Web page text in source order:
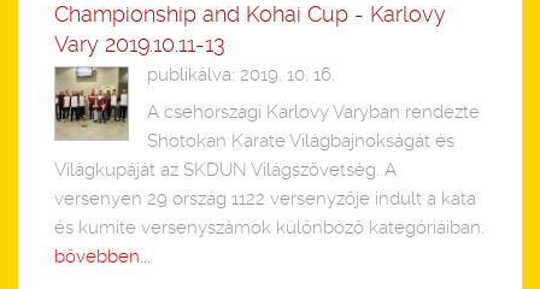
Championship and Kohai Cup - Karlovy
Vary 2019.10.11-13
publikálva: 2019. 10. 16.
A csehországi Karlovy Varyban rendezte
Shotokan Karate Világbajnokságát és
Világkupáját az SKDUN Világszövetség. A
versenyen 29 ország 1122 versenyzője indult a kata
és kumite versenyszámok különböző kategóriáiban.
bővebben...